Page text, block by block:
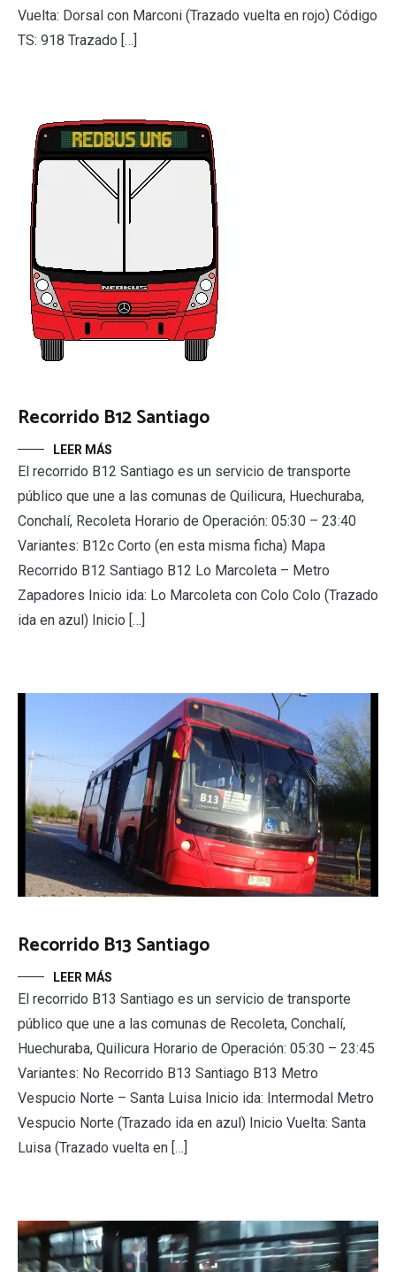
Vuelta: Dorsal con Marconi (Trazado vuelta en rojo) Código
TS: 918 Trazado […]
Recorrido B12 Santiago
LEER MÁS
El recorrido B12 Santiago es un servicio de transporte
público que une a las comunas de Quilicura, Huechuraba,
Conchalí, Recoleta Horario de Operación: 05:30 – 23:40
Variantes: B12c Corto (en esta misma ficha) Mapa
Recorrido B12 Santiago B12 Lo Marcoleta – Metro
Zapadores Inicio ida: Lo Marcoleta con Colo Colo (Trazado
ida en azul) Inicio […]
Recorrido B13 Santiago
LEER MÁS
El recorrido B13 Santiago es un servicio de transporte
público que une a las comunas de Recoleta, Conchalí,
Huechuraba, Quilicura Horario de Operación: 05:30 – 23:45
Variantes: No Recorrido B13 Santiago B13 Metro
Vespucio Norte – Santa Luisa Inicio ida: Intermodal Metro
Vespucio Norte (Trazado ida en azul) Inicio Vuelta: Santa
Luisa (Trazado vuelta en […]